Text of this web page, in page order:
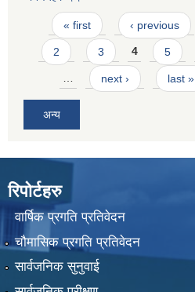
Pages
« first ‹ previous
2 3 4 5
… next › last »
अन्य
रिपोर्टहरु
वार्षिक प्रगति प्रतिवेदन
चौमासिक प्रगति प्रतिवेदन
सार्वजनिक सुनुवाई